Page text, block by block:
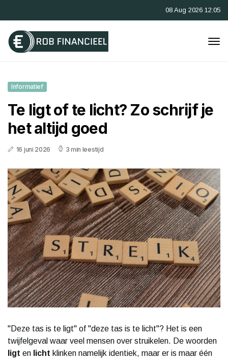
08 Aug 2026 12:05
Informatief
Te ligt of te licht? Zo schrijf je
het altijd goed
16 juni 2026 3 min leestijd
"Deze tas is te ligt" of "deze tas is te licht"? Het is een
twijfelgeval waar veel mensen over struikelen. De woorden
ligt en licht klinken namelijk identiek, maar er is maar één